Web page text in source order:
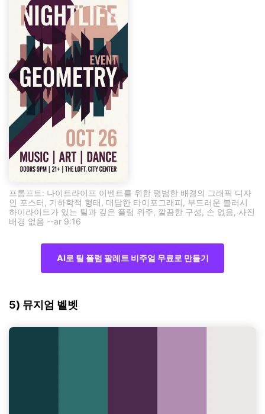
프롬프트: 나이트라이프 이벤트를 위한 평범한 배경의 그래픽 디자
인 포스터, 기하학적 형태, 대담한 타이포그래피, 부드러운 블러시
하이라이트가 있는 틸과 깊은 플럼 위주, 깔끔한 구성, 손 없음, 사진
배경 없음 --ar 9:16
AI로 틸 플럼 팔레트 비주얼 무료로 만들기
5) 뮤지엄 벨벳